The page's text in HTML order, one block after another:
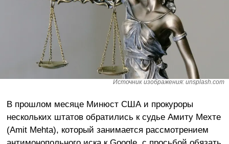
Источник изображения: unsplash.com
В прошлом месяце Минюст США и прокуроры
нескольких штатов обратились к судье Амиту Мехте
(Amit Mehta), который занимается рассмотрением